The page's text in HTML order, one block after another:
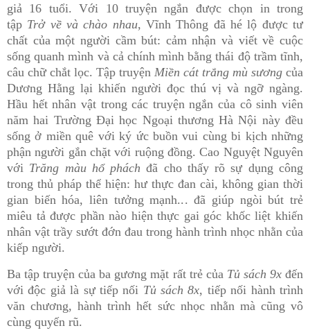
giả 16 tuổi. Với 10 truyện ngắn được chọn in trong
tập Trở về và chào nhau, Vĩnh Thông đã hé lộ được tư
chất của một người cầm bút: cảm nhận và viết về cuộc
sống quanh mình và cả chính mình bằng thái độ trầm tĩnh,
câu chữ chắt lọc. Tập truyện Miền cát trắng mù sương của
Dương Hằng lại khiến người đọc thú vị và ngỡ ngàng.
Hầu hết nhân vật trong các truyện ngắn của cô sinh viên
năm hai Trường Đại học Ngoại thương Hà Nội này đều
sống ở miền quê với ký ức buồn vui cùng bi kịch những
phận người gắn chặt với ruộng đồng. Cao Nguyệt Nguyên
với Trăng màu hổ phách đã cho thấy rõ sự dụng công
trong thủ pháp thể hiện: hư thực đan cài, không gian thời
gian biến hóa, liên tưởng mạnh... đã giúp ngòi bút trẻ
miêu tả được phần nào hiện thực gai góc khốc liệt khiến
nhân vật trầy sướt đớn đau trong hành trình nhọc nhằn của
kiếp người.
Ba tập truyện của ba gương mặt rất trẻ của Tủ sách 9xđến
với độc giả là sự tiếp nối Tủ sách 8x, tiếp nối hành trình
văn chương, hành trình hết sức nhọc nhằn mà cũng vô
cùng quyến rũ.